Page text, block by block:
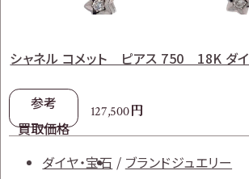
シャネル コメット ピアス 750 18K ダ
参考
買取価格
127,500円
ダイヤ・宝石 ブランドジュエリー